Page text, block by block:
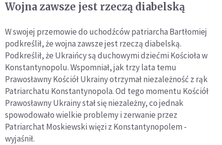
Wojna zawsze jest rzeczą diabelską
W swojej przemowie do uchodźców patriarcha Bartłomiej
podkreślił, że wojna zawsze jest rzeczą diabelską.
Podkreślił, że Ukraińcy są duchowymi dziećmi Kościoła w
Konstantynopolu. Wspomniał, jak trzy lata temu
Prawosławny Kościół Ukrainy otrzymał niezależność z rąk
Patriarchatu Konstantynopola. Od tego momentu Kościół
Prawosławny Ukrainy stał się niezależny, co jednak
spowodowało wielkie problemy i zerwanie przez
Patriarchat Moskiewski więzi z Konstantynopolem -
wyjaśnił.